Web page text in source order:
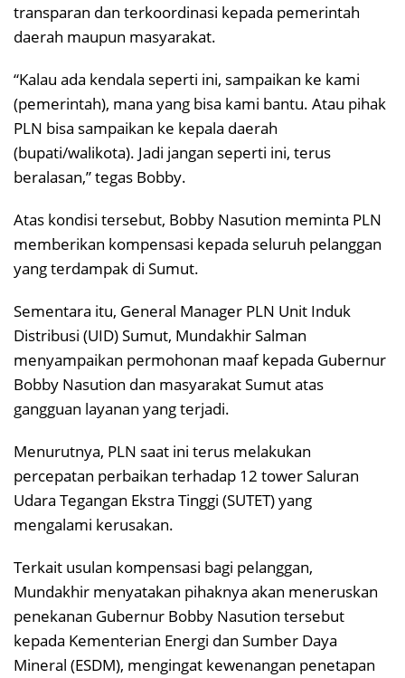
transparan dan terkoordinasi kepada pemerintah
daerah maupun masyarakat.
“Kalau ada kendala seperti ini, sampaikan ke kami
(pemerintah), mana yang bisa kami bantu. Atau pihak
PLN bisa sampaikan ke kepala daerah
(bupati/walikota). Jadi jangan seperti ini, terus
beralasan,” tegas Bobby.
Atas kondisi tersebut, Bobby Nasution meminta PLN
memberikan kompensasi kepada seluruh pelanggan
yang terdampak di Sumut.
Sementara itu, General Manager PLN Unit Induk
Distribusi (UID) Sumut, Mundakhir Salman
menyampaikan permohonan maaf kepada Gubernur
Bobby Nasution dan masyarakat Sumut atas
gangguan layanan yang terjadi.
Menurutnya, PLN saat ini terus melakukan
percepatan perbaikan terhadap 12 tower Saluran
Udara Tegangan Ekstra Tinggi (SUTET) yang
mengalami kerusakan.
Terkait usulan kompensasi bagi pelanggan,
Mundakhir menyatakan pihaknya akan meneruskan
penekanan Gubernur Bobby Nasution tersebut
kepada Kementerian Energi dan Sumber Daya
Mineral (ESDM), mengingat kewenangan penetapan